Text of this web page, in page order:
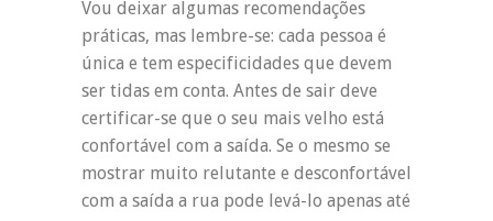
Vou deixar algumas recomendações
práticas, mas lembre-se: cada pessoa é
única e tem especificidades que devem
ser tidas em conta. Antes de sair deve
certificar-se que o seu mais velho está
confortável com a saída. Se o mesmo se
mostrar muito relutante e desconfortável
com a saída a rua pode levá-lo apenas até